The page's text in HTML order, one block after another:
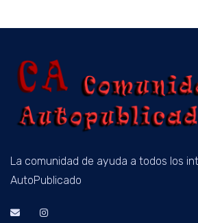
La comunidad de ayuda a todos los
AutoPublicado